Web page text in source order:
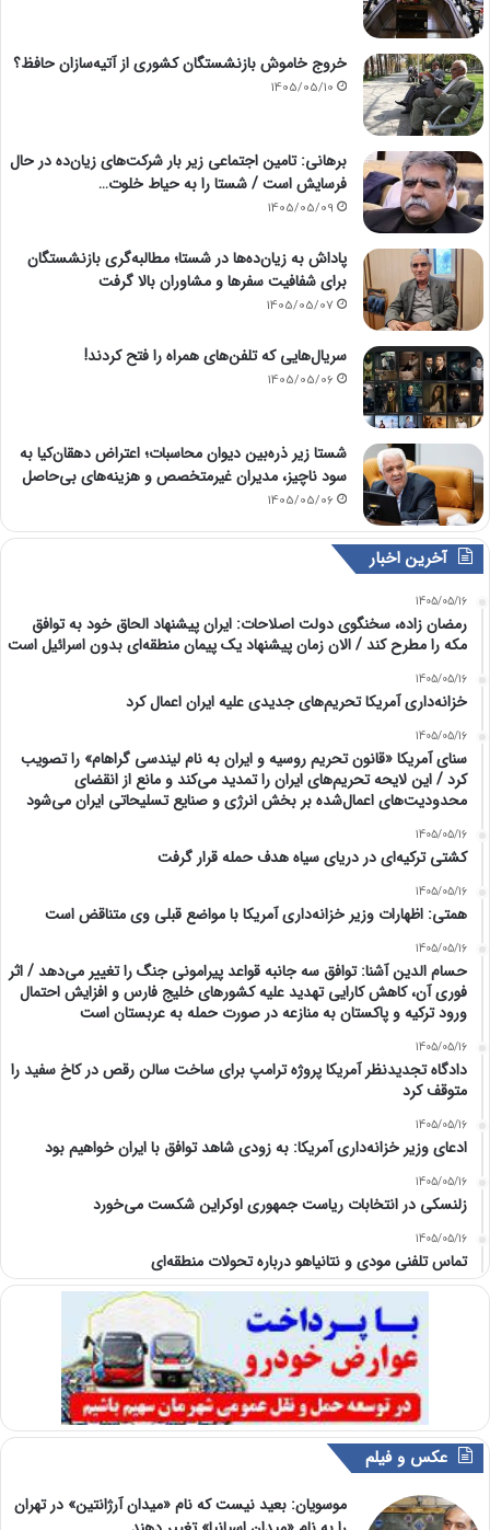
خروج خاموش بازنشستگان کشوری از آتیه‌سازان حافظ؟
1405/05/10
برهانی: تامین اجتماعی زیر بار شرکت‌های زیان‌ده در حال
فرسایش است / شستا را به حیاط خلوت…
1405/05/09
پاداش به زیان‌ده‌ها در شستا؛ مطالبه‌گری بازنشستگان
برای شفافیت سفرها و مشاوران بالا گرفت
1405/05/07
سریال‌هایی که تلفن‌های همراه را فتح کردند!
1405/05/06
شستا زیر ذره‌بین دیوان محاسبات؛ اعتراض دهقان‌کیا به
سود ناچیز، مدیران غیرمتخصص و هزینه‌های بی‌حاصل
1405/05/06
آخرین اخبار
1405/05/16
رمضان زاده، سخنگوی دولت اصلاحات: ایران پیشنهاد الحاق خود به توافق
مکه را مطرح کند / الان زمان پیشنهاد یک پیمان منطقه‌ای بدون اسرائیل است
1405/05/16
خزانه‌داری آمریکا تحریم‌های جدیدی علیه ایران اعمال کرد
1405/05/16
سنای آمریکا «قانون تحریم روسیه و ایران به نام لیندسی گراهام» را تصویب
کرد / این لایحه تحریم‌های ایران را تمدید می‌کند و مانع از انقضای
محدودیت‌های اعمال‌شده بر بخش انرژی و صنایع تسلیحاتی ایران می‌شود
1405/05/16
کشتی ترکیه‌ای در دریای سیاه هدف حمله قرار گرفت
1405/05/16
همتی: اظهارات وزیر خزانه‌داری آمریکا با مواضع قبلی وی متناقض است
1405/05/16
حسام الدین آشنا: توافق سه جانبه قواعد پیرامونی جنگ را تغییر می‌دهد / اثر
فوری آن، کاهش کارایی تهدید علیه کشور‌های خلیج فارس و افزایش احتمال
ورود ترکیه و پاکستان به منازعه در صورت حمله به عربستان است
1405/05/16
دادگاه تجدیدنظر آمریکا پروژه ترامپ برای ساخت سالن رقص در کاخ سفید را
متوقف کرد
1405/05/16
ادعای وزیر خزانه‌داری آمریکا: به زودی شاهد توافق با ایران خواهیم بود
1405/05/16
زلنسکی در انتخابات ریاست جمهوری اوکراین شکست می‌خورد
1405/05/16
تماس تلفنی مودی و نتانیاهو درباره تحولات منطقه‌ای
عکس و فیلم
موسویان: بعید نیست که نام «میدان آرژانتین» در تهران